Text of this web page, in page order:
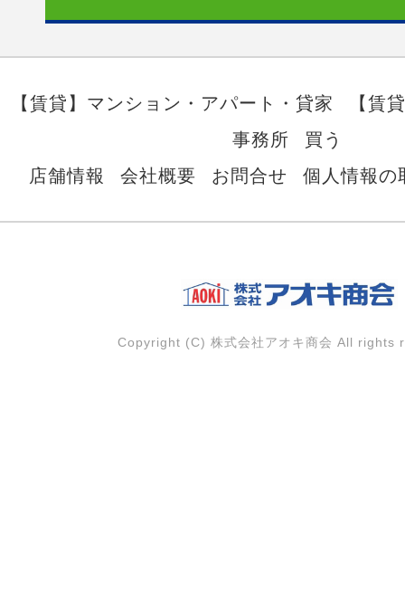
【賃貸】マンション・アパート・貸家
【賃
事務所
買う
店舗情報
会社概要 お問合せ 個人情報の
Copyright (C) 株式会社アオキ商会 All rights